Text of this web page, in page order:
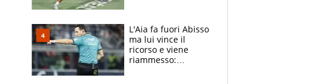
L'Aia fa fuori Abisso
ma lui vince il
ricorso e viene
riammesso: